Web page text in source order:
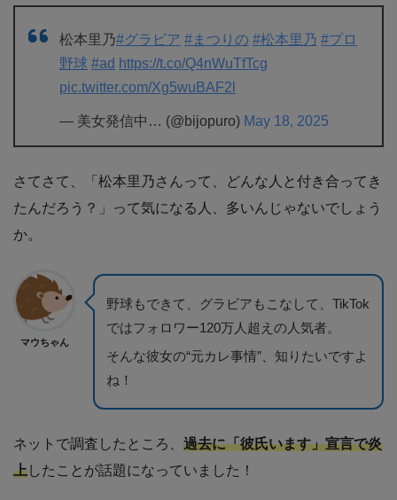
松本里乃#グラビア #まつりの #松本里乃 #プロ
野球 #ad https://t.co/Q4nWuTfTcg
pic.twitter.com/Xg5wuBAF2l
— 美女発信中… (@bijopuro) May 18, 2025
さてさて、「松本里乃さんって、どんな人と付き合ってき
たんだろう？」って気になる人、多いんじゃないでしょう
か。
マウちゃん
野球もできて、グラビアもこなして、TikTok
ではフォロワー120万人超えの人気者。
そんな彼女の“元カレ事情”、知りたいですよ
ね！
ネットで調査したところ、 過去に「彼氏います」宣言で炎
上したことが話題になっていました！